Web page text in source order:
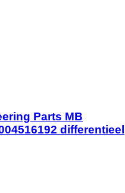
Parts MB
differentieel